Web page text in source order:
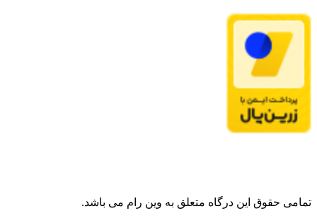
تمامی حقوق این درگاه متعلق به وین رام می باشد.